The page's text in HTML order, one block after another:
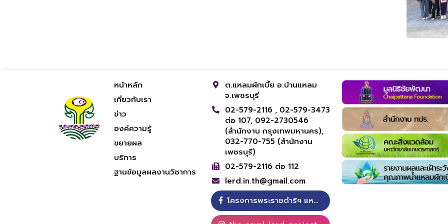
หน้าหลัก
เกี่ยวกับเรา
ข่าว
องค์ความรู้
ขยายผล
บริการ
ฐานข้อมูลผลงานวิชาการ
ต.แหลมผักเบี้ย อ.บ้านแหลม
จ.เพชรบุรี
02-579-2116 , 02-579-3473
ต่อ 107, 092-2730546
(สำนักงาน กรุงเทพมหานคร),
032-770-755 (สำนักงาน
เพชรบุรี)
02-579-2116 ต่อ 112
lerd.in.th@gmail.com
โครงการพระราชดำริฯ แหลมผักเบี้ย